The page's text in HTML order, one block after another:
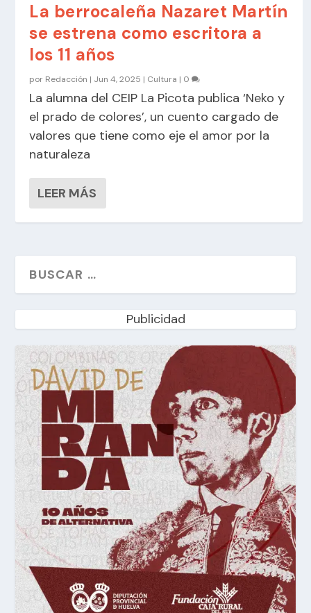
La berrocaleña Nazaret Martín
se estrena como escritora a
los 11 años
por Redacción | Jun 4, 2025 | Cultura | 0
La alumna del CEIP La Picota publica ‘Neko y
el prado de colores’, un cuento cargado de
valores que tiene como eje el amor por la
naturaleza
LEER MÁS
Publicidad